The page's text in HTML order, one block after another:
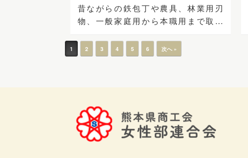
昔ながらの鉄包丁や農具、林業用刃
物、一般家庭用から本職用まで取り
投稿ナビゲーション
1 2 3 4 5 6 次へ »